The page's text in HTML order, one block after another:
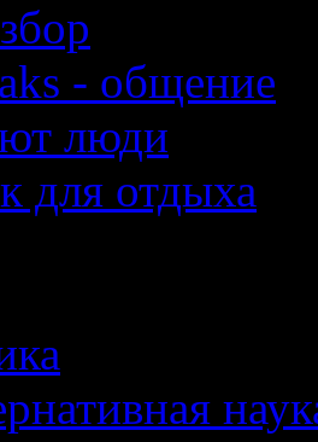
- общение
люди
для отдыха